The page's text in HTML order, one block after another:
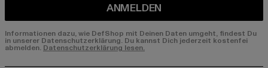
ANMELDEN
Informationen dazu, wie DefShop mit Deinen Daten umgeht, findest Du
in unserer Datenschutzerklärung. Du kannst Dich jederzeit kostenfei
abmelden. Datenschutzerklärung lesen.